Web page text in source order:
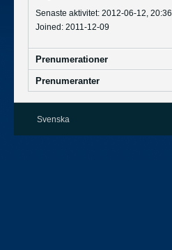
Senaste aktivitet: 2012-06-12, 20:36
Joined: 2011-12-09
Prenumerationer
Prenumeranter
Svenska